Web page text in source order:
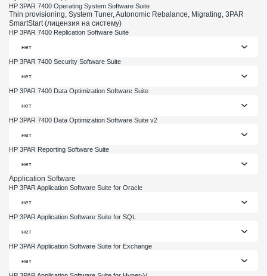
HP 3PAR 7400 Operating System Software Suite
Thin provisioning, System Tuner, Autonomic Rebalance, Migrating, 3PAR
SmartStart (лицензия на систему)
HP 3PAR 7400 Replication Software Suite
HP 3PAR 7400 Security Software Suite
HP 3PAR 7400 Data Optimization Software Suite
HP 3PAR 7400 Data Optimization Software Suite v2
HP 3PAR Reporting Software Suite
Application Software
HP 3PAR Application Software Suite for Oracle
HP 3PAR Application Software Suite for SQL
HP 3PAR Application Software Suite for Exchange